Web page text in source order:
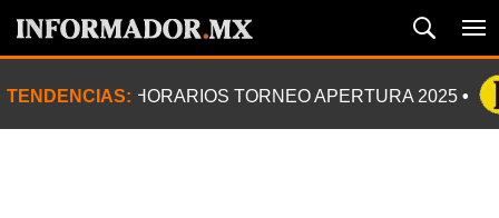
TENDENCIAS: HORARIOS TORNEO APERTURA 2025